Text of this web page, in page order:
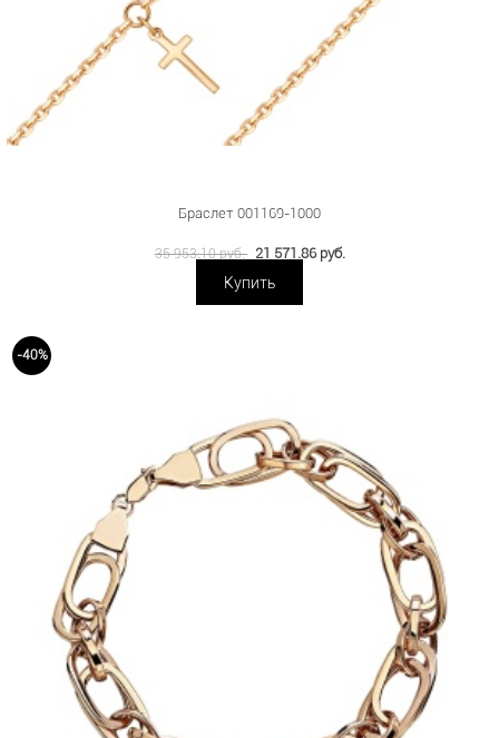
Браслет 001169-1000
35 953.10 руб. 21 571.86 руб.
Купить
-40%